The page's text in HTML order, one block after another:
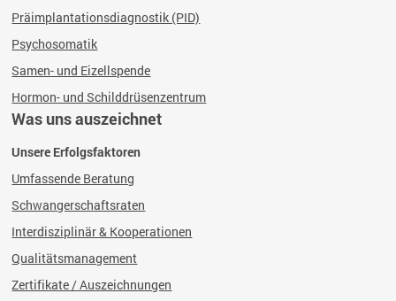
Präimplantationsdiagnostik (PID)
Psychosomatik
Samen- und Eizellspende
Hormon- und Schilddrüsenzentrum
Was uns auszeichnet
Unsere Erfolgsfaktoren
Umfassende Beratung
Schwangerschaftsraten
Interdisziplinär & Kooperationen
Qualitätsmanagement
Zertifikate / Auszeichnungen